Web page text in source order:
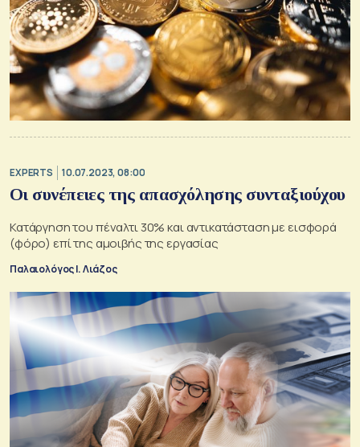
EXPERTS 10.07.2023, 08:00
Οι συνέπειες της απασχόλησης συνταξιούχου
Κατάργηση του πέναλτι 30% και αντικατάσταση με εισφορά
(φόρο) επί της αμοιβής της εργασίας
Παλαιολόγος Ι. Λιάζος